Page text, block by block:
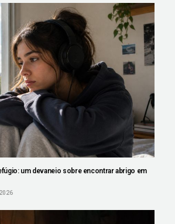
um devaneio sobre encontrar abrigo em